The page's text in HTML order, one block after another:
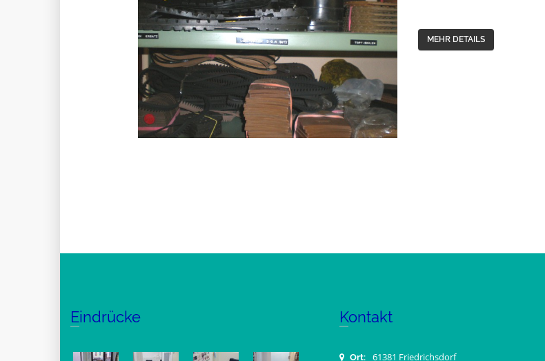
MEHR DETAILS
Eindrücke Kontakt
Ort: 61381 Friedrichsdorf